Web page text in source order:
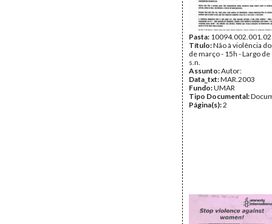
Pasta:
Título:Não à violência
de março - 15h - Largo
s.n.
Assunto:Autor:
Data_txt:MAR.2003
Fundo:UMAR
Tipo Documental:
Página(s):2